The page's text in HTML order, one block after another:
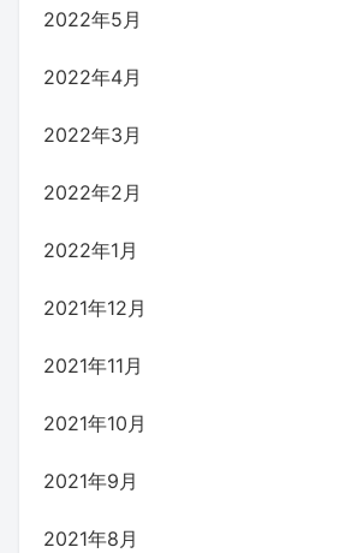
2022年5月
2022年4月
2022年3月
2022年2月
2022年1月
2021年12月
2021年11月
2021年10月
2021年9月
2021年8月